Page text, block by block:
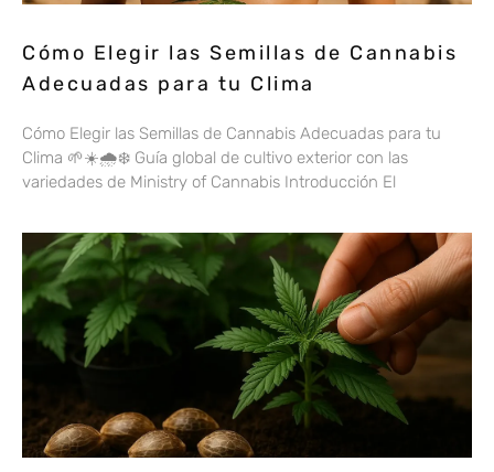
Cómo Elegir las Semillas de Cannabis
Adecuadas para tu Clima
Cómo Elegir las Semillas de Cannabis Adecuadas para tu
Clima 🌱☀️🌧️❄️ Guía global de cultivo exterior con las
variedades de Ministry of Cannabis Introducción El